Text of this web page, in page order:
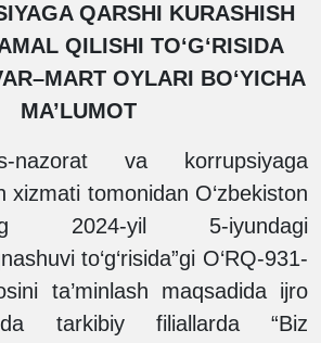
QARSHI KURASHISH
QILISHI TO‘G‘RISIDA
OYLARI BO‘YICHA
MA’LUMOT
nazorat va korrupsiyaga
xizmati tomonidan O‘zbekiston
2024-yil 5-iyundagi
to‘g‘risida”gi O‘RQ-931-
ta’minlash maqsadida ijro
tarkibiy filiallarda “Biz